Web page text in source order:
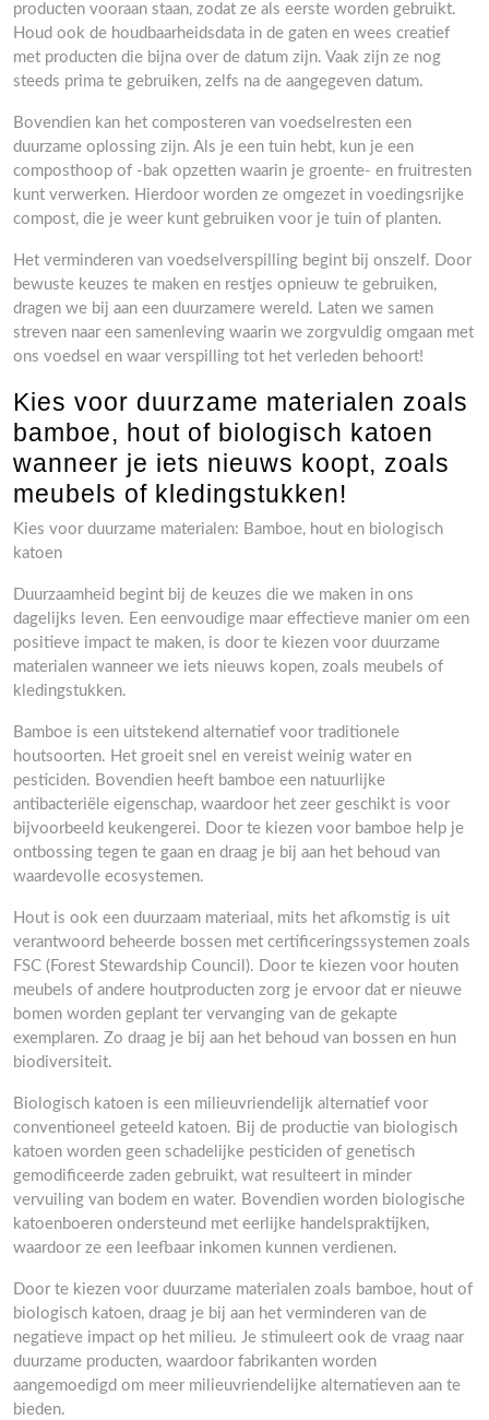
producten vooraan staan, zodat ze als eerste worden gebruikt.
Houd ook de houdbaarheidsdata in de gaten en wees creatief
met producten die bijna over de datum zijn. Vaak zijn ze nog
steeds prima te gebruiken, zelfs na de aangegeven datum.
Bovendien kan het composteren van voedselresten een
duurzame oplossing zijn. Als je een tuin hebt, kun je een
composthoop of -bak opzetten waarin je groente- en fruitresten
kunt verwerken. Hierdoor worden ze omgezet in voedingsrijke
compost, die je weer kunt gebruiken voor je tuin of planten.
Het verminderen van voedselverspilling begint bij onszelf. Door
bewuste keuzes te maken en restjes opnieuw te gebruiken,
dragen we bij aan een duurzamere wereld. Laten we samen
streven naar een samenleving waarin we zorgvuldig omgaan met
ons voedsel en waar verspilling tot het verleden behoort!
Kies voor duurzame materialen zoals
bamboe, hout of biologisch katoen
wanneer je iets nieuws koopt, zoals
meubels of kledingstukken!
Kies voor duurzame materialen: Bamboe, hout en biologisch
katoen
Duurzaamheid begint bij de keuzes die we maken in ons
dagelijks leven. Een eenvoudige maar effectieve manier om een
positieve impact te maken, is door te kiezen voor duurzame
materialen wanneer we iets nieuws kopen, zoals meubels of
kledingstukken.
Bamboe is een uitstekend alternatief voor traditionele
houtsoorten. Het groeit snel en vereist weinig water en
pesticiden. Bovendien heeft bamboe een natuurlijke
antibacteriële eigenschap, waardoor het zeer geschikt is voor
bijvoorbeeld keukengerei. Door te kiezen voor bamboe help je
ontbossing tegen te gaan en draag je bij aan het behoud van
waardevolle ecosystemen.
Hout is ook een duurzaam materiaal, mits het afkomstig is uit
verantwoord beheerde bossen met certificeringssystemen zoals
FSC (Forest Stewardship Council). Door te kiezen voor houten
meubels of andere houtproducten zorg je ervoor dat er nieuwe
bomen worden geplant ter vervanging van de gekapte
exemplaren. Zo draag je bij aan het behoud van bossen en hun
biodiversiteit.
Biologisch katoen is een milieuvriendelijk alternatief voor
conventioneel geteeld katoen. Bij de productie van biologisch
katoen worden geen schadelijke pesticiden of genetisch
gemodificeerde zaden gebruikt, wat resulteert in minder
vervuiling van bodem en water. Bovendien worden biologische
katoenboeren ondersteund met eerlijke handelspraktijken,
waardoor ze een leefbaar inkomen kunnen verdienen.
Door te kiezen voor duurzame materialen zoals bamboe, hout of
biologisch katoen, draag je bij aan het verminderen van de
negatieve impact op het milieu. Je stimuleert ook de vraag naar
duurzame producten, waardoor fabrikanten worden
aangemoedigd om meer milieuvriendelijke alternatieven aan te
bieden.